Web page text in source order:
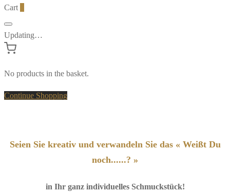
Cart
Updating…
No products in the basket.
Continue Shopping
Seien Sie kreativ und verwandeln Sie das « Weißt Du
noch......? »
in Ihr ganz individuelles Schmuckstück!